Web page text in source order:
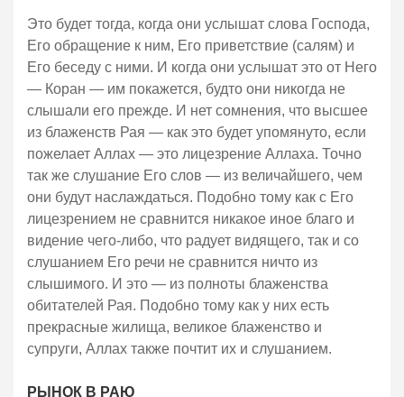
Это будет тогда, когда они услышат слова Господа,
Его обращение к ним, Его приветствие (салям) и
Его беседу с ними. И когда они услышат это от Него
— Коран — им покажется, будто они никогда не
слышали его прежде. И нет сомнения, что высшее
из блаженств Рая — как это будет упомянуто, если
пожелает Аллах — это лицезрение Аллаха. Точно
так же слушание Его слов — из величайшего, чем
они будут наслаждаться. Подобно тому как с Его
лицезрением не сравнится никакое иное благо и
видение чего-либо, что радует видящего, так и со
слушанием Его речи не сравнится ничто из
слышимого. И это — из полноты блаженства
обитателей Рая. Подобно тому как у них есть
прекрасные жилища, великое блаженство и
супруги, Аллах также почтит их и слушанием.
РЫНОК В РАЮ